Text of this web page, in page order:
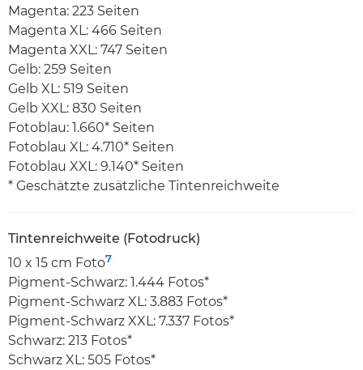
Magenta: 223 Seiten
Magenta XL: 466 Seiten
Magenta XXL: 747 Seiten
Gelb: 259 Seiten
Gelb XL: 519 Seiten
Gelb XXL: 830 Seiten
Fotoblau: 1.660* Seiten
Fotoblau XL: 4.710* Seiten
Fotoblau XXL: 9.140* Seiten
* Geschätzte zusätzliche Tintenreichweite
Tintenreichweite (Fotodruck)
10 x 15 cm Foto7
Pigment-Schwarz: 1.444 Fotos*
Pigment-Schwarz XL: 3.883 Fotos*
Pigment-Schwarz XXL: 7.337 Fotos*
Schwarz: 213 Fotos*
Schwarz XL: 505 Fotos*